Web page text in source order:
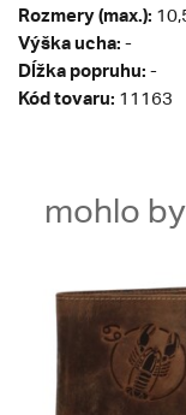
Rozmery (max.):
Výška ucha: -
Dĺžka popruhu: -
Kód tovaru: 11163
mohlo